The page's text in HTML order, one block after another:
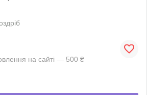
на сайті — 500 ₴